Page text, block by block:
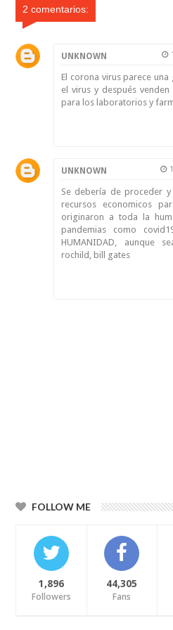
2 comentarios:
UNKNOWN
El corona virus parece
el virus y después
para los laboratorios y
UNKNOWN
Se debería de proceder
recursos economicos
originaron a toda la
pandemias como
HUMANIDAD, aunque
rochild, bill gates
FOLLOW ME
1,896
Followers
44,305
Fans